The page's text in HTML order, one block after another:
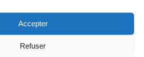
Accepter
Refuser